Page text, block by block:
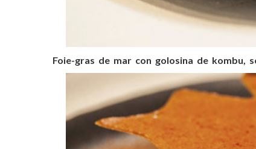
Foie-gras de mar con golosina de kombu,